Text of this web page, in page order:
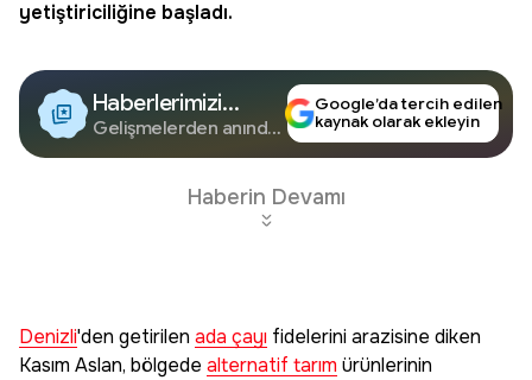
yetiştiriciliğine başladı.
Haberlerimizi
Google'da Takip
Edin
Gelişmelerden anında
Google’da tercih edilen
kaynak olarak ekleyin
Haberin Devamı
Denizli'den getirilen ada çayı fidelerini arazisine diken
Kasım Aslan, bölgede alternatif tarım ürünlerinin